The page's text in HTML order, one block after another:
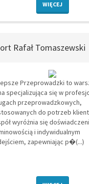
WIĘCEJ
Rafał Tomaszewski
Przeprowadzki to
specjalizująca się w
przeprowadzkowych,
do potrzeb
wyróżnia się
i indywidualnym
zapewniając p�(...)